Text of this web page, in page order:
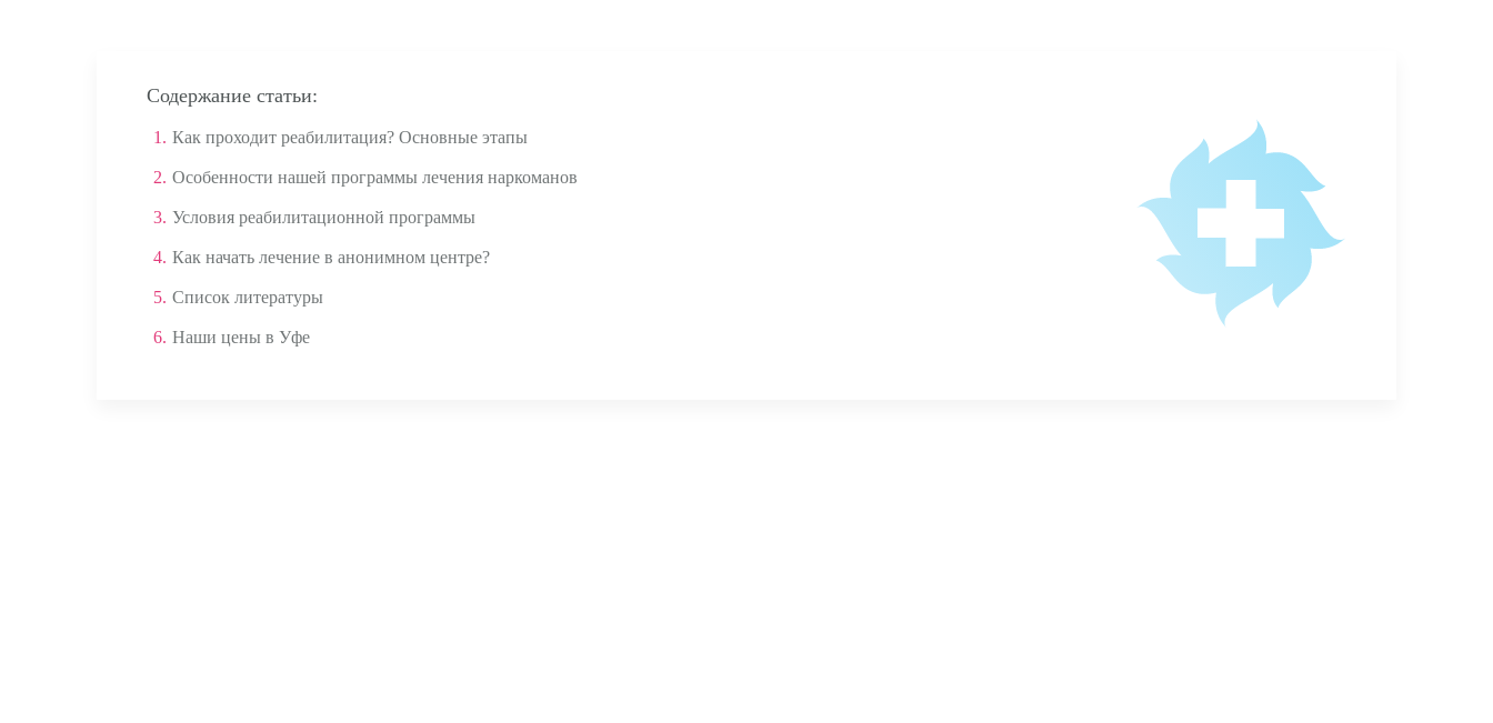
Содержание статьи:
1. Как проходит реабилитация? Основные этапы
2. Особенности нашей программы лечения наркоманов
3. Условия реабилитационной программы
4. Как начать лечение в анонимном центре?
5. Список литературы
6. Наши цены в Уфе